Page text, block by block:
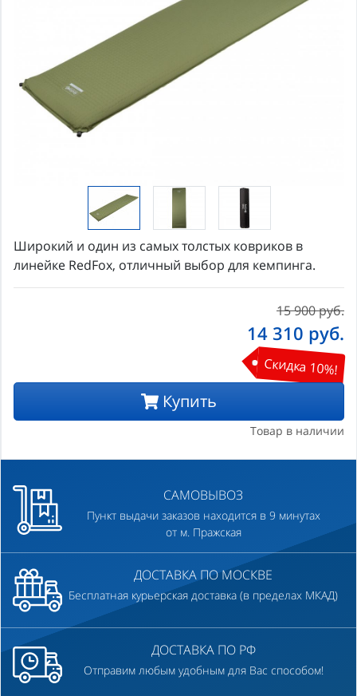
Широкий и один из самых толстых ковриков в
линейке RedFox, отличный выбор для кемпинга.
15 900 руб.
14 310 руб.
Скидка 10%!
Купить
Товар в наличии
САМОВЫВОЗ
Пункт выдачи заказов находится в 9 минутах
от м. Пражская
ДОСТАВКА ПО МОСКВЕ
Бесплатная курьерская доставка (в пределах МКАД)
ДОСТАВКА ПО РФ
Отправим любым удобным для Вас способом!